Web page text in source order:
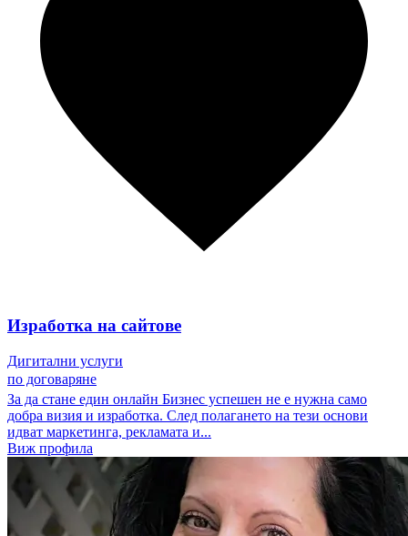
Изработка на сайтове
Дигитални услуги
по договаряне
За да стане един онлайн Бизнес успешен не е нужна само
добра визия и изработка. След полагането на тези основи
идват маркетинга, рекламата и...
Виж профила